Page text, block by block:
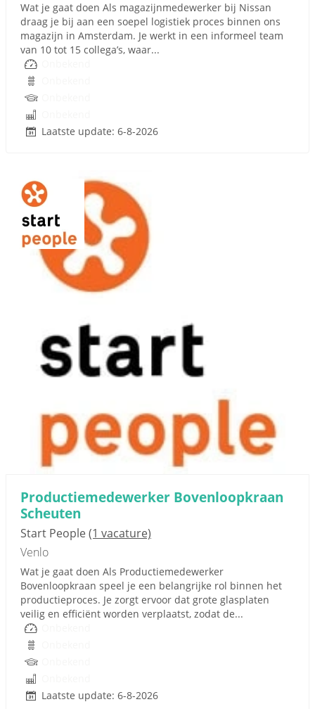
Wat je gaat doen Als magazijnmedewerker bij Nissan
draag je bij aan een soepel logistiek proces binnen ons
magazijn in Amsterdam. Je werkt in een informeel team
van 10 tot 15 collega’s, waar...
Laatste update: 6-8-2026
Productiemedewerker Bovenloopkraan
Scheuten
Start People(1 vacature)
Venlo
Wat je gaat doen Als Productiemedewerker
Bovenloopkraan speel je een belangrijke rol binnen het
productieproces. Je zorgt ervoor dat grote glasplaten
veilig en efficiënt worden verplaatst, zodat de...
Laatste update: 6-8-2026